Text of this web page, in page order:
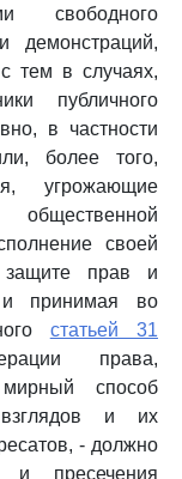
свободного
демонстраций,
тем в случаях,
публичного
в частности
более того,
угрожающие
своей
защите прав и
и принимая во
статьей 31
права,
мирный способ
и их
- должно
и пресечения